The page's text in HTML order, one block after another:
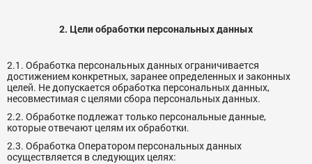
2. Цели обработки персональных данных
2.1. Обработка персональных данных ограничивается
достижением конкретных, заранее определенных и законных
целей. Не допускается обработка персональных данных,
несовместимая с целями сбора персональных данных.
2.2. Обработке подлежат только персональные данные,
которые отвечают целям их обработки.
2.3. Обработка Оператором персональных данных
осуществляется в следующих целях: